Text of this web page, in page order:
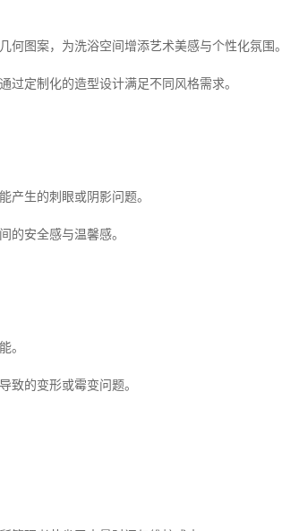
图案，为洗浴空间增添艺术美感与个性化氛围。
定制化的造型设计满足不同风格需求。
产生的刺眼或阴影问题。
的安全感与温馨感。
。
致的变形或霉变问题。